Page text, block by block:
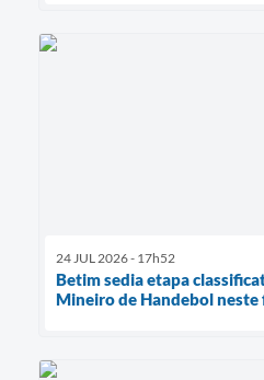
24 JUL 2026 - 17h52
Betim sedia etapa
Mineiro de Handebol neste